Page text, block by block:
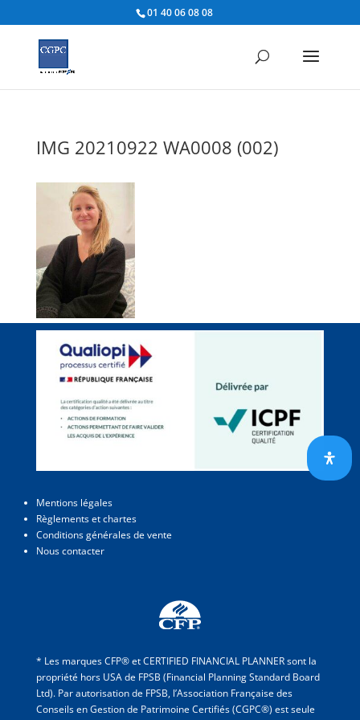
01 40 06 08 08
IMG 20210922 WA0008 (002)
Mentions légales
Règlements et chartes
Conditions générales de vente
Nous contacter
* Les marques CFP® et CERTIFIED FINANCIAL PLANNER sont la
propriété hors USA de FPSB (Financial Planning Standard Board
Ltd). Par autorisation de FPSB, l’Association Française des
Conseils en Gestion de Patrimoine Certifiés (CGPC®) est seule